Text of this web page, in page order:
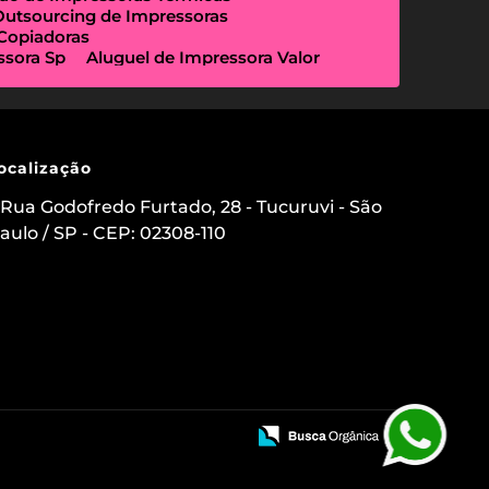
de Impressoras
Sp
Aluguel de Impressora Valor
Manutenção de Impressora
e Locação de Impressoras
de Scanner de Mesa
Aluguel de Etiquetadora
para Clínicas Médicas
Impressoras
Rua Godofredo Furtado, 28 - Tucuruvi - São
/ SP - CEP: 02308-110